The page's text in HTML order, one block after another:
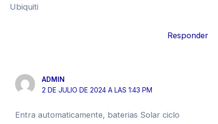
Ubiquiti
Responder
ADMIN
2 DE JULIO DE 2024 A LAS 1:43 PM
Entra automaticamente, baterias Solar ciclo